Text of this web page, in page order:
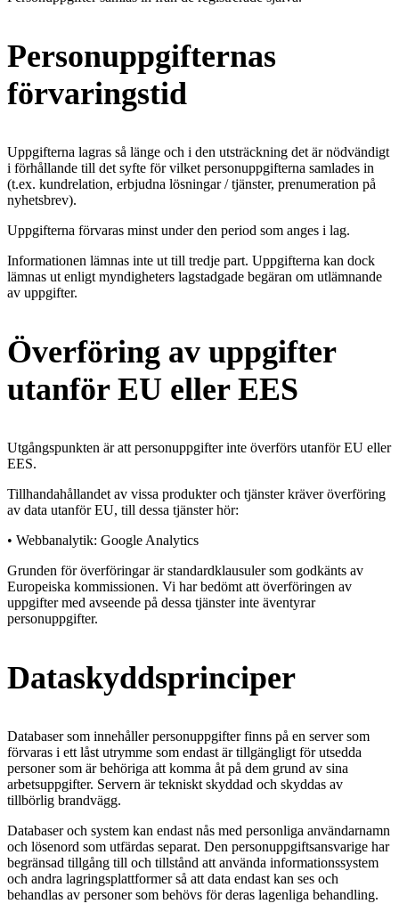
Personuppgifternas
förvaringstid
Uppgifterna lagras så länge och i den utsträckning det är nödvändigt
i förhållande till det syfte för vilket personuppgifterna samlades in
(t.ex. kundrelation, erbjudna lösningar / tjänster, prenumeration på
nyhetsbrev).
Uppgifterna förvaras minst under den period som anges i lag.
Informationen lämnas inte ut till tredje part. Uppgifterna kan dock
lämnas ut enligt myndigheters lagstadgade begäran om utlämnande
av uppgifter.
Överföring av uppgifter
utanför EU eller EES
Utgångspunkten är att personuppgifter inte överförs utanför EU eller
EES.
Tillhandahållandet av vissa produkter och tjänster kräver överföring
av data utanför EU, till dessa tjänster hör:
• Webbanalytik: Google Analytics
Grunden för överföringar är standardklausuler som godkänts av
Europeiska kommissionen. Vi har bedömt att överföringen av
uppgifter med avseende på dessa tjänster inte äventyrar
personuppgifter.
Dataskyddsprinciper
Databaser som innehåller personuppgifter finns på en server som
förvaras i ett låst utrymme som endast är tillgängligt för utsedda
personer som är behöriga att komma åt på dem grund av sina
arbetsuppgifter. Servern är tekniskt skyddad och skyddas av
tillbörlig brandvägg.
Databaser och system kan endast nås med personliga användarnamn
och lösenord som utfärdas separat. Den personuppgiftsansvarige har
begränsad tillgång till och tillstånd att använda informationssystem
och andra lagringsplattformer så att data endast kan ses och
behandlas av personer som behövs för deras lagenliga behandling.